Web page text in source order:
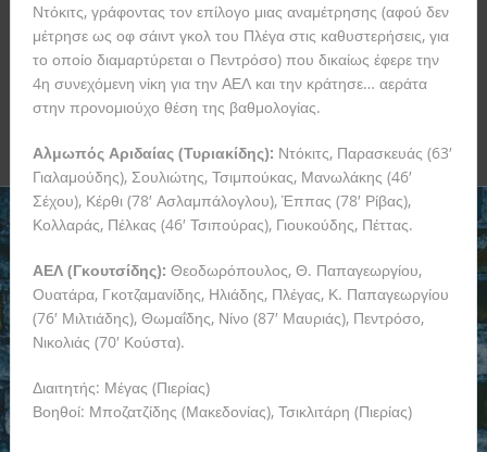
Ντόκιτς, γράφοντας τον επίλογο μιας αναμέτρησης (αφού δεν
μέτρησε ως οφ σάιντ γκολ του Πλέγα στις καθυστερήσεις, για
το οποίο διαμαρτύρεται ο Πεντρόσο) που δικαίως έφερε την
4η συνεχόμενη νίκη για την ΑΕΛ και την κράτησε… αεράτα
στην προνομιούχο θέση της βαθμολογίας.
Αλμωπός Αριδαίας (Τυριακίδης): Ντόκιτς, Παρασκευάς (63′
Γιαλαμούδης), Σουλιώτης, Τσιμπούκας, Μανωλάκης (46′
Σέχου), Κέρθι (78′ Ασλαμπάλογλου), Έππας (78′ Ρίβας),
Κολλαράς, Πέλκας (46′ Τσιπούρας), Γιουκούδης, Πέττας.
ΑΕΛ (Γκουτσίδης): Θεοδωρόπουλος, Θ. Παπαγεωργίου,
Ουατάρα, Γκοτζαμανίδης, Ηλιάδης, Πλέγας, Κ. Παπαγεωργίου
(76′ Μιλτιάδης), Θωμαΐδης, Νίνο (87′ Μαυριάς), Πεντρόσο,
Νικολιάς (70′ Κούστα).
Διαιτητής: Μέγας (Πιερίας)
Βοηθοί: Μποζατζίδης (Μακεδονίας), Τσικλιτάρη (Πιερίας)